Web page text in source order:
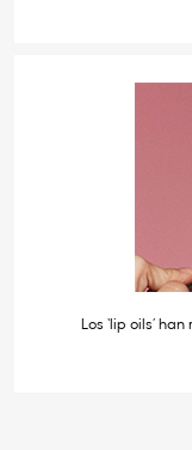
Los ‘lip oils’